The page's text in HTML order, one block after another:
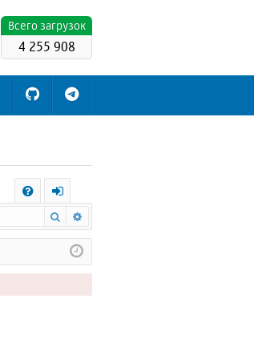
Всего загрузок
4 255 908
Q
х
о
д
Поиск